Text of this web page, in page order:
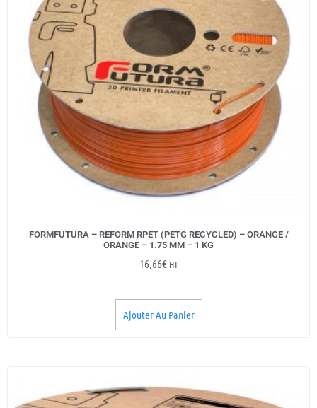
FORMFUTURA – REFORM RPET (PETG RECYCLED) – ORANGE /
ORANGE – 1.75 MM – 1 KG
16,66€ HT
Ajouter Au Panier